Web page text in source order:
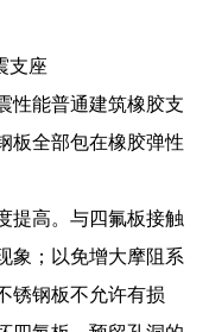
支座
性能普通建筑橡胶支
板全部包在橡胶弹性
提高。与四氟板接触
象；以免增大摩阻系
锈钢板不允许有损